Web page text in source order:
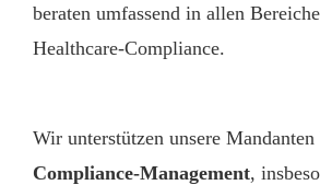
beraten umfassend in allen
Healthcare-Compliance.
Wir unterstützen unsere Mandanten
Compliance-Management,